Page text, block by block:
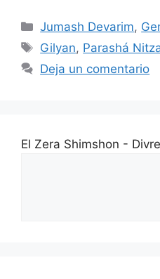
Jumash Devarim,
Gilyan, Parashá
Deja un comentario
El Zera Shimshon -